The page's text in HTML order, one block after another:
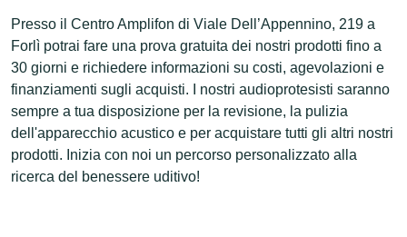
Presso il Centro Amplifon di Viale Dell’Appennino, 219 a
Forlì potrai fare una prova gratuita dei nostri prodotti fino a
30 giorni e richiedere informazioni su costi, agevolazioni e
finanziamenti sugli acquisti. I nostri audioprotesisti saranno
sempre a tua disposizione per la revisione, la pulizia
dell'apparecchio acustico e per acquistare tutti gli altri nostri
prodotti. Inizia con noi un percorso personalizzato alla
ricerca del benessere uditivo!